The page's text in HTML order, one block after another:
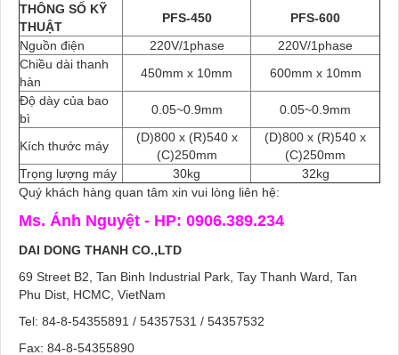
THÔNG SỐ KỸ
THUẬT
PFS-450
PFS-600
Nguồn điện
220V/1phase
220V/1phase
Chiều dài thanh
hàn
450mm x 10mm
600mm x 10mm
Độ dày của bao
bì
0.05~0.9mm 0.05~0.9mm
Kích thước máy
(D)800 x (R)540 x
(C)250mm
(D)800 x (R)540 x
(C)250mm
Trọng lượng máy
30kg
32kg
Quý khách hàng quan tâm xin vui lòng liên hệ:
Ms. Ánh Nguyệt - HP: 0906.389.234
DAI DONG THANH CO.,LTD
69 Street B2, Tan Binh Industrial Park, Tay Thanh Ward, Tan
Phu Dist, HCMC, VietNam
Tel: 84-8-54355891 / 54357531 / 54357532
Fax: 84-8-54355890